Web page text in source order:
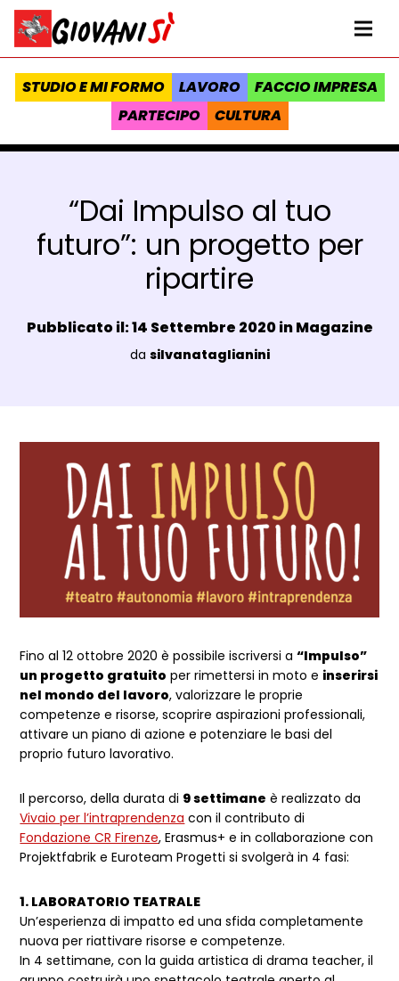
Vai al contenuto
Homepage Giovanisì - Progetto della Regione Toscana
STUDIO E MI FORMO LAVORO
FACCIO IMPRESA
PARTECIPO
CULTURA
“Dai Impulso al tuo
futuro”: un progetto per
ripartire
Data e ora:
Pubblicato il: 14 Settembre 2020 inMagazine
Luogo:
da silvanataglianini
Dettagli Post Magazine
Fino al 12 ottobre 2020 è possibile iscriversi a“Impulso”
un progetto gratuito per rimettersi in moto e inserirsi
nel mondo del lavoro, valorizzare le proprie
competenze e risorse, scoprire aspirazioni professionali,
attivare un piano di azione e potenziare le basi del
proprio futuro lavorativo.
Il percorso, della durata di 9 settimane è realizzato da
Vivaio per l’intraprendenza con il contributo di
Fondazione CR Firenze, Erasmus+ e in collaborazione con
Projektfabrik e Euroteam Progetti si svolgerà in 4 fasi:
1. LABORATORIO TEATRALE
Un’esperienza di impatto ed una sfida completamente
nuova per riattivare risorse e competenze.
In 4 settimane, con la guida artistica di drama teacher, il